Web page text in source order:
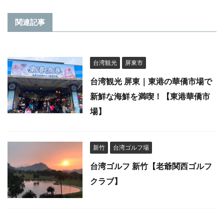
関連記事
台湾観光 屏東市
台湾観光 屏東｜東港の華僑市場で
新鮮な海鮮を満喫！【東港華僑市
場】
新竹 台湾ゴルフ場
台湾ゴルフ 新竹【老爺関西ゴルフ
クラブ】